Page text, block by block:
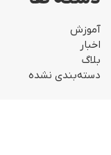
آموزش
اخبار
بلاگ
دسته‌بندی نشده